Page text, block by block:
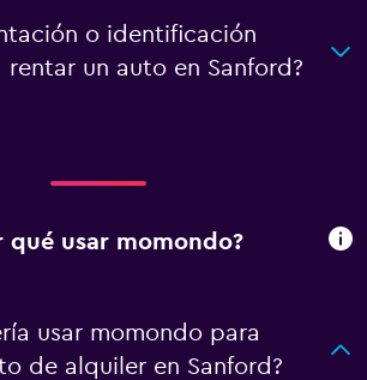
o identificación
rentar un auto en Sanford?
qué usar momondo?
usar momondo para
de alquiler en Sanford?